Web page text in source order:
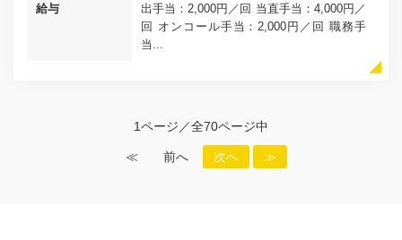
給与
出手当：2,000円／回 当直手当：4,000円／
回 オンコール手当：2,000円／回 職務手
当...
1ページ／全70ページ中
≪ 前へ 次へ ≫